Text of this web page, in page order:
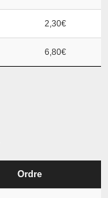
2,30€
6,80€
Ordre